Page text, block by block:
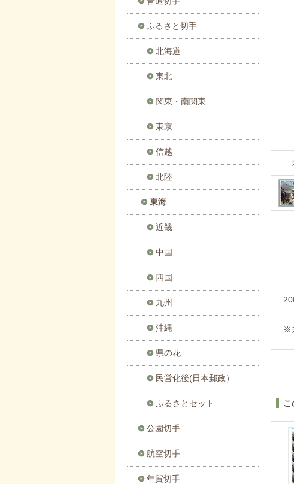
※
こ
ふるさと切手
北海道
東北
関東・南関東
東京
信越
北陸
東海
近畿
中国
四国
九州
沖縄
県の花
民営化後(日本郵政）
ふるさとセット
公園切手
航空切手
年賀切手